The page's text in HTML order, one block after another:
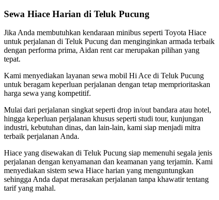
Sewa Hiace Harian di Teluk Pucung
Jika Anda membutuhkan kendaraan minibus seperti Toyota Hiace
untuk perjalanan di Teluk Pucung dan menginginkan armada terbaik
dengan performa prima, Aidan rent car merupakan pilihan yang
tepat.
Kami menyediakan layanan sewa mobil Hi Ace di Teluk Pucung
untuk beragam keperluan perjalanan dengan tetap memprioritaskan
harga sewa yang kompetitif.
Mulai dari perjalanan singkat seperti drop in/out bandara atau hotel,
hingga keperluan perjalanan khusus seperti studi tour, kunjungan
industri, kebutuhan dinas, dan lain-lain, kami siap menjadi mitra
terbaik perjalanan Anda.
Hiace yang disewakan di Teluk Pucung siap memenuhi segala jenis
perjalanan dengan kenyamanan dan keamanan yang terjamin. Kami
menyediakan sistem sewa Hiace harian yang menguntungkan
sehingga Anda dapat merasakan perjalanan tanpa khawatir tentang
tarif yang mahal.